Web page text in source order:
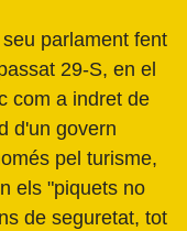
parlament fent
29-S, en el
com a indret de
d'un govern
pel turisme,
els "piquets no
de seguretat, tot